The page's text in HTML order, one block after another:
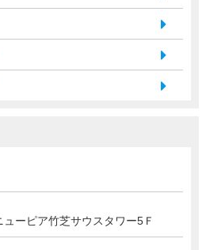
ーピア竹芝サウスタワー5Ｆ